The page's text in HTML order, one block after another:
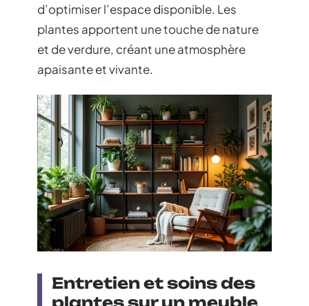
d’optimiser l’espace disponible. Les
plantes apportent une touche de nature
et de verdure, créant une atmosphère
apaisante et vivante.
Entretien et soins des
plantes sur un meuble